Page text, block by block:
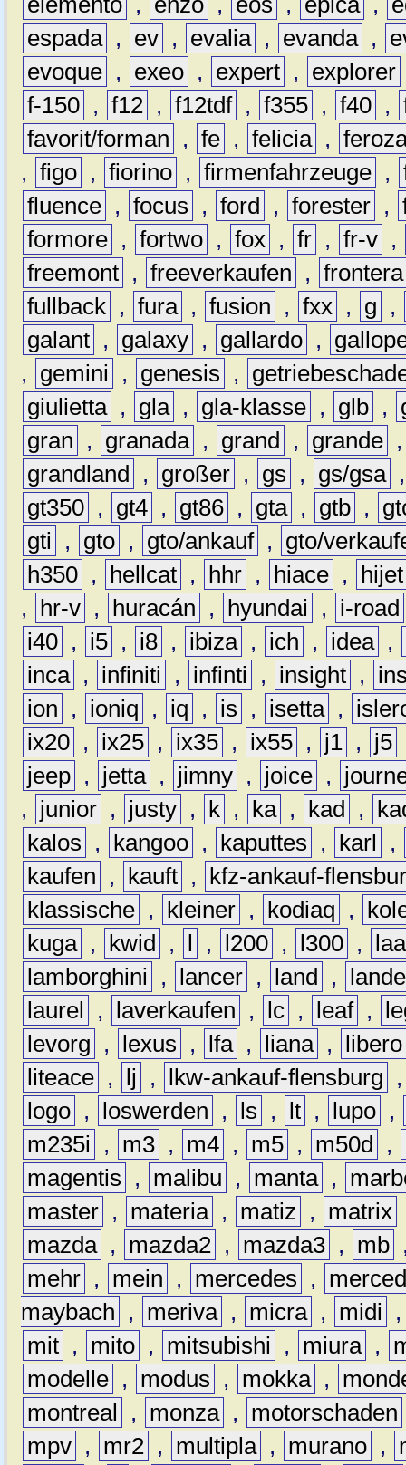
espada , ev , evalia , evanda ,
evoque , exeo , expert , explorer
f-150 , f12 , f12tdf , f355 , f40 ,
favorit/forman
, fe , felicia ,
, figo , fiorino , firmenfahrzeuge ,
fluence , focus , ford , forester ,
formore , fortwo , fox , fr , fr-v ,
freemont , freeverkaufen , frontera
fullback , fura , fusion , fxx , g
,
galant , galaxy , gallardo ,
,
gemini , genesis ,
giulietta , gla , gla-klasse , glb ,
gran
, granada , grand , grande
grandland
, großer , gs , gs/gsa
gt350 , gt4 , gt86 , gta , gtb ,
gti
, gto , gto/ankauf ,
gto/
h350 , hellcat , hhr , hiace ,
hijet
,
hr-v , huracán , hyundai ,
i-road
i40 , i5 , i8 , ibiza , ich , idea ,
inca , infiniti , infinti , insight ,
ion
, ioniq , iq , is , isetta ,
ix20 , ix25 , ix35 , ix55 , j1 , j5
jeep , jetta , jimny , joice ,
,
junior , justy , k , ka , kad ,
kalos
, kangoo , kaputtes , karl
,
kaufen
, kauft ,
kfz-ankauf-
klassische , kleiner , kodiaq ,
kuga , kwid , l , l200 , l300 ,
lamborghini
, lancer , land ,
laurel
, laverkaufen , lc , leaf ,
levorg
, lexus , lfa , liana ,
libero
liteace , lj , lkw-ankauf-flensburg
logo , loswerden , ls , lt , lupo ,
m235i
, m3 , m4 , m5 , m50d ,
magentis
, malibu , manta ,
master , materia , matiz , matrix
mazda , mazda2 , mazda3 , mb
mehr , mein , mercedes ,
maybach
, meriva , micra , midi
mit , mito , mitsubishi , miura ,
modelle , modus , mokka ,
montreal
, monza , motorschaden
mpv , mr2 , multipla , murano ,